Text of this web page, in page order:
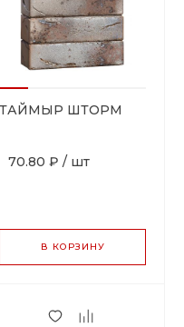
ТАЙМЫР ШТОРМ
70.80 ₽ / шт
В КОРЗИНУ